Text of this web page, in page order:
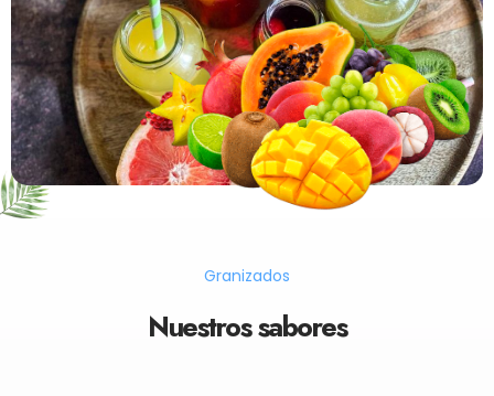
Granizados
Nuestros sabores